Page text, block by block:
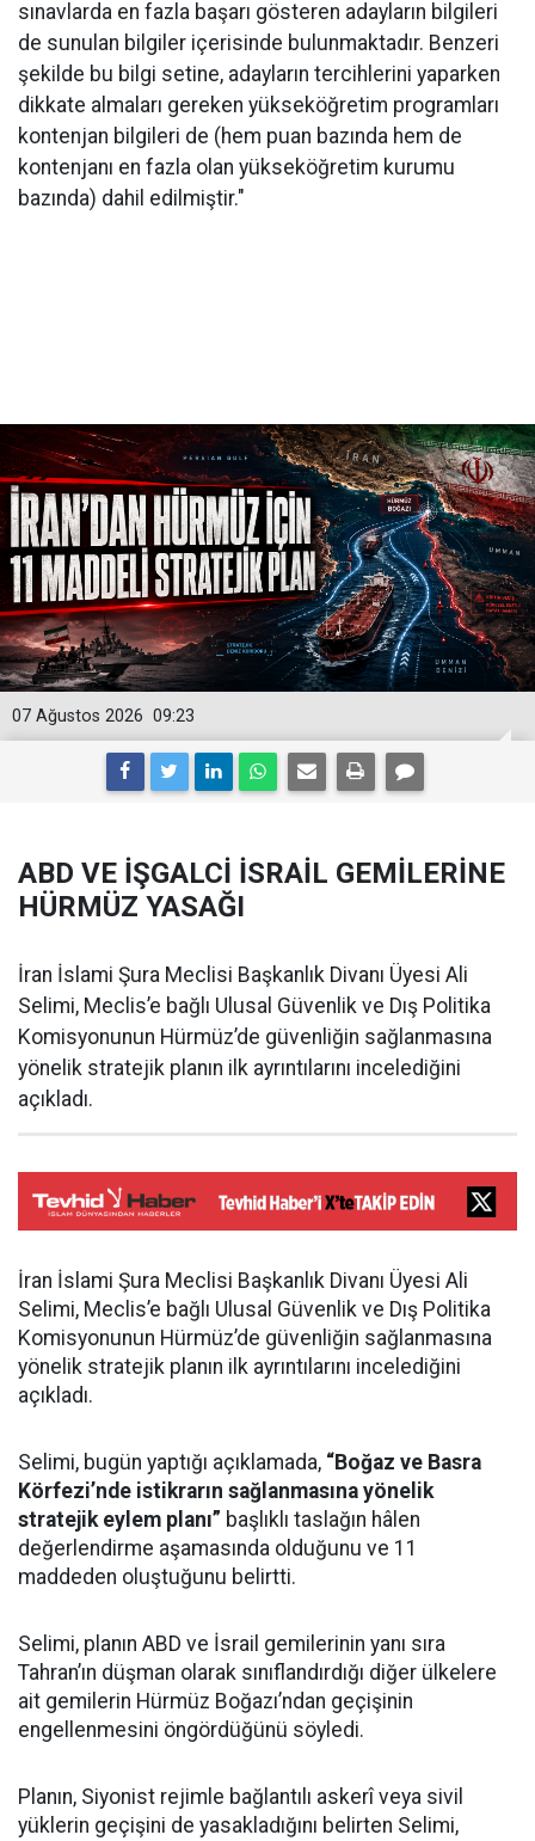
sınavlarda en fazla başarı gösteren adayların bilgileri
de sunulan bilgiler içerisinde bulunmaktadır. Benzeri
şekilde bu bilgi setine, adayların tercihlerini yaparken
dikkate almaları gereken yükseköğretim programları
kontenjan bilgileri de (hem puan bazında hem de
kontenjanı en fazla olan yükseköğretim kurumu
bazında) dahil edilmiştir."
09:23
07 Ağustos 2026
ABD VE İŞGALCİ İSRAİL GEMİLERİNE
HÜRMÜZ YASAĞI
İran İslami Şura Meclisi Başkanlık Divanı Üyesi Ali
Selimi, Meclis’e bağlı Ulusal Güvenlik ve Dış Politika
Komisyonunun Hürmüz’de güvenliğin sağlanmasına
yönelik stratejik planın ilk ayrıntılarını incelediğini
açıkladı.
İran İslami Şura Meclisi Başkanlık Divanı Üyesi Ali
Selimi, Meclis’e bağlı Ulusal Güvenlik ve Dış Politika
Komisyonunun Hürmüz’de güvenliğin sağlanmasına
yönelik stratejik planın ilk ayrıntılarını incelediğini
açıkladı.
Selimi, bugün yaptığı açıklamada, “Boğaz ve Basra
Körfezi’nde istikrarın sağlanmasına yönelik
stratejik eylem planı” başlıklı taslağın hâlen
değerlendirme aşamasında olduğunu ve 11
maddeden oluştuğunu belirtti.
Selimi, planın ABD ve İsrail gemilerinin yanı sıra
Tahran’ın düşman olarak sınıflandırdığı diğer ülkelere
ait gemilerin Hürmüz Boğazı’ndan geçişinin
engellenmesini öngördüğünü söyledi.
Planın, Siyonist rejimle bağlantılı askerî veya sivil
yüklerin geçişini de yasakladığını belirten Selimi,